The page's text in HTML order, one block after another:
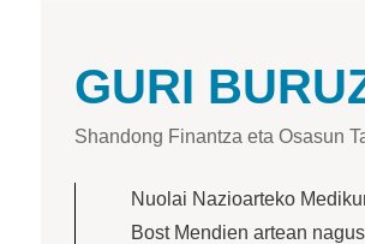
GURI
Shandong Finantza eta Osasun
Nuolai Nazioarteko
Bost Mendien artean